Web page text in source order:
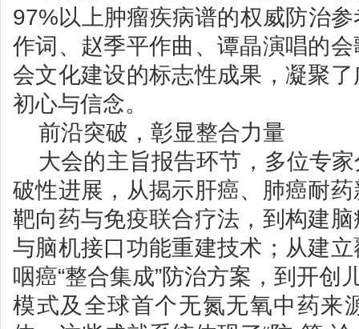
97%以上肿瘤疾病谱的权威防治
作词、赵季平作曲、谭晶演唱的
会文化建设的标志性成果，凝聚
初心与信念。
前沿突破，彰显整合力量
大会的主旨报告环节，多位专
破性进展，从揭示肝癌、肺癌耐
靶向药与免疫联合疗法，到构建
与脑机接口功能重建技术；从建
咽癌“整合集成”防治方案，到开创
模式及全球首个无氮无氧中药来